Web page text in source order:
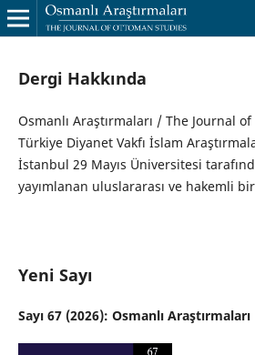
Dergi Hakkında
Osmanlı Araştırmaları / The Journal
Türkiye Diyanet Vakfı İslam
İstanbul 29 Mayıs Üniversitesi
yayımlanan uluslararası ve hakemli
Yeni Sayı
Sayı 67 (2026): Osmanlı Araştırmaları